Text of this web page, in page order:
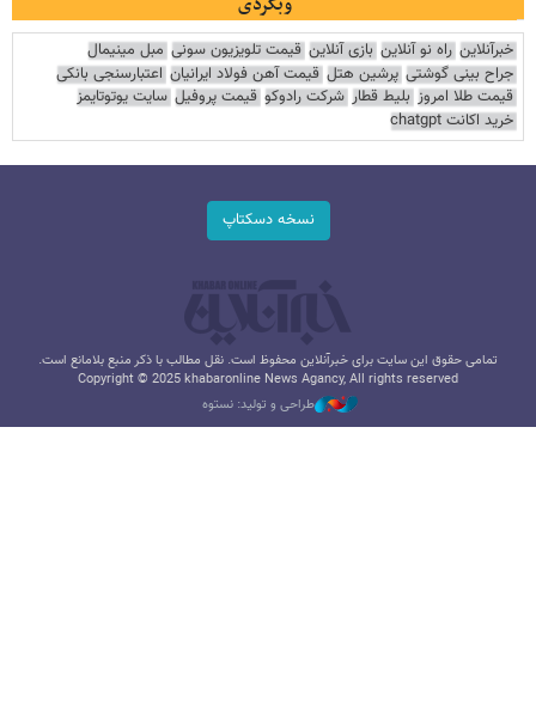
خبرآنلاین راه نو آنلاین بازی آنلاین قیمت تلویزیون سونی مبل مینیمال
جراح بینی گوشتی پرشین هتل قیمت آهن فولاد ایرانیان اعتبارسنجی بانکی
قیمت طلا امروز بلیط قطار شرکت رادوکو قیمت پروفیل سایت یوتوتایمز
خرید اکانت chatgpt
نسخه دسکتاپ
تمامی حقوق این سایت برای خبرآنلاین محفوظ است. نقل مطالب با ذکر منبع بلامانع است.
Copyright © 2025 khabaronline News Agancy, All rights reserved
طراحی و تولید: نستوه